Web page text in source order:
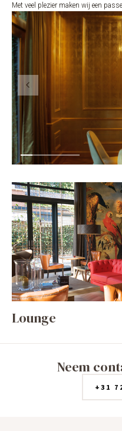
Met veel plezier maken wij een
Lounge
Neem
+31